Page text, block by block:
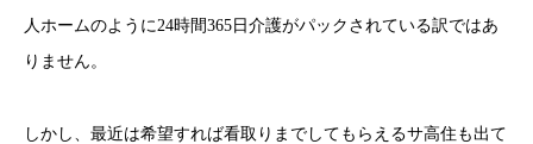
人ホームのように24時間365日介護がパックされている訳ではあ
りません。
しかし、最近は希望すれば看取りまでしてもらえるサ高住も出て